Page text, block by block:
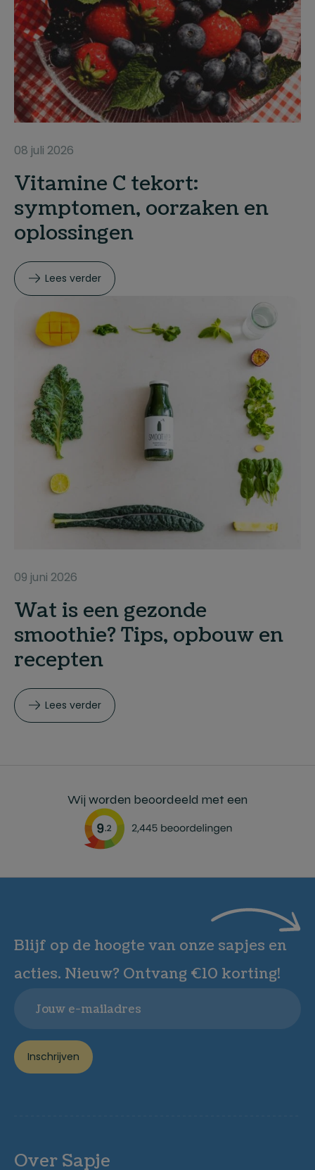
08 juli 2026
Vitamine C tekort:
symptomen, oorzaken en
oplossingen
Lees verder
09 juni 2026
Wat is een gezonde
smoothie? Tips, opbouw en
recepten
Lees verder
Wij worden beoordeeld met een
Blijf op de hoogte van onze sapjes en
acties. Nieuw? Ontvang €10 korting!
Inschrijven
Over Sapje